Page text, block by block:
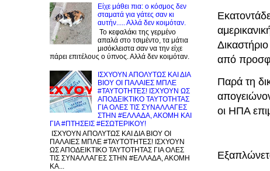
από
Παρά τη
οι ΗΠΑ
Είχε μάθει πια: ο κόσμος δεν
σταματά για γάτες σαν κι
αυτήν..... Αλλά δεν κοιμόταν.
Το κεφαλάκι της γερμένο
απαλά στο τσιμέντο, τα μάτια
μισόκλειστα σαν να την είχε
πάρει επιτέλους ο ύπνος. Αλλά δεν κοιμόταν.
ΙΣΧΥΟΥΝ ΑΠΟΛΥΤΩΣ ΚΑΙ ΔΙΑ
ΒΙΟΥ ΟΙ ΠΑΛΑΙΕΣ ΜΠΛΕ
#ΤΑΥΤΟΤΗΤΕΣ! ΙΣΧΥΟΥΝ ΩΣ
ΑΠΟΔΕΙΚΤΙΚΟ ΤΑΥΤΟΤΗΤΑΣ
ΓΙΑ ΟΛΕΣ ΤΙΣ ΣΥΝΑΛΛΑΓΕΣ
ΣΤΗΝ #ΕΛΛΑΔΑ, ΑΚΟΜΗ ΚΑΙ
ΓΙΑ #ΠΤΗΣΕΙΣ #ΕΣΩΤΕΡΙΚΟΥ!
ΙΣΧΥΟΥΝ ΑΠΟΛΥΤΩΣ ΚΑΙ ΔΙΑ ΒΙΟΥ ΟΙ
ΠΑΛΑΙΕΣ ΜΠΛΕ #ΤΑΥΤΟΤΗΤΕΣ! ΙΣΧΥΟΥΝ
ΩΣ ΑΠΟΔΕΙΚΤΙΚΟ ΤΑΥΤΟΤΗΤΑΣ ΓΙΑ ΟΛΕΣ
ΤΙΣ ΣΥΝΑΛΛΑΓΕΣ ΣΤΗΝ #ΕΛΛΑΔΑ, ΑΚΟΜΗ
ΚΑ...